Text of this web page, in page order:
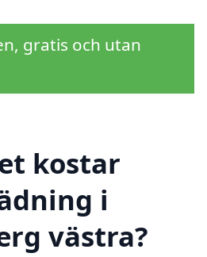
gratis och utan
kostar
i
västra?